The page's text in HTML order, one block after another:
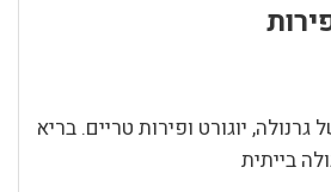
יוגורט ופירות טריים. בריא
בייתית